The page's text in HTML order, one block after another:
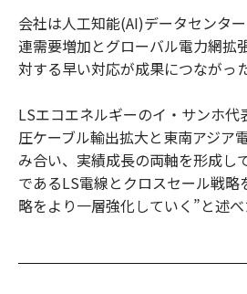
会社は人工知能(AI)データセンタ
連需要増加とグローバル電力網拡
対する早い対応が成果につながっ
LSエコエネルギーのイ・サンホ代
圧ケーブル輸出拡大と東南アジア
み合い、実績成長の両軸を形成し
であるLS電線とクロスセール戦
略をより一層強化していく”と述べ